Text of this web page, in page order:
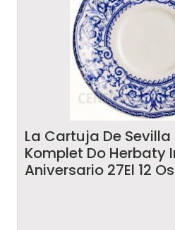
La Cartuja De
Komplet Do Herbaty
Aniversario 27El 12